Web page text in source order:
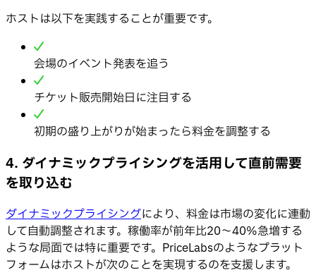
ホストは以下を実践することが重要です。
会場のイベント発表を追う
チケット販売開始日に注目する
初期の盛り上がりが始まったら料金を調整する
4. ダイナミックプライシングを活用して直前需要
を取り込む
ダイナミックプライシングにより、料金は市場の変化に連動
して自動調整されます。稼働率が前年比20〜40%急増する
ような局面では特に重要です。PriceLabsのようなプラット
フォームはホストが次のことを実現するのを支援します。